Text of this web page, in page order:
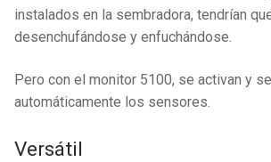
instalados en la sembradora, tendrían
desenchufándose y enfuchándose.
Pero con el monitor 5100, se activan y
automáticamente los sensores.
Versátil